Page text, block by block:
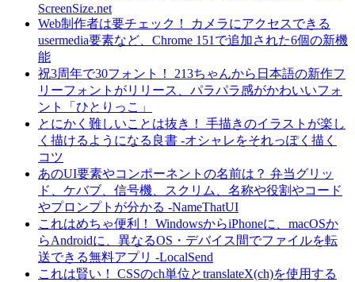
ScreenSize.net
Web制作者は要チェック！ カメラにアクセスできる
usermedia要素など、Chrome 151で追加された6個の新機
能
祝3周年で30フォント！ 213ちゃんから日本語の新作フ
リーフォントがリリース、パラパラ感がかわいいフォ
ント「ひとりっこ」
とにかく難しいことは抜き！ 手描きのイラストが楽し
く描けるようになる良書 -オシャレをそれっぽく描く
コツ
あのUI要素やコンポーネントの名前は？ 弁当グリッ
ド、ケバブ、信号機、スクリム、名称や役割やコード
やプロンプトが分かる -NameThatUI
これはめちゃ便利！ WindowsからiPhoneに、macOSか
らAndroidに、異なるOS・デバイス間でファイルを転
送できる無料アプリ -LocalSend
これは賢い！ CSSのch単位とtranslateX(ch)を使用する